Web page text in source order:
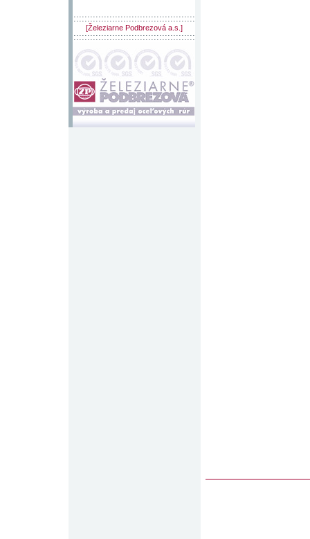
::::::::::::::::::::::::::::::::::::::::::::
[Železiarne Podbrezová a.s.]
::::::::::::::::::::::::::::::::::::::::::::